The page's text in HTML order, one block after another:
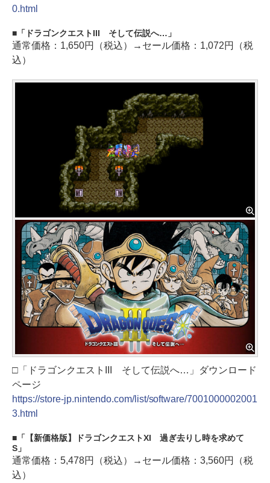
0.html
「ドラゴンクエストIII そして伝説へ…」
通常価格：1,650円（税込）→セール価格：1,072円（税
込）
□「ドラゴンクエストIII そして伝説へ…」ダウンロード
ページ
https://store-jp.nintendo.com/list/software/7001000002001
3.html
「【新価格版】ドラゴンクエストXI 過ぎ去りし時を求めて
S」
通常価格：5,478円（税込）→セール価格：3,560円（税
込）